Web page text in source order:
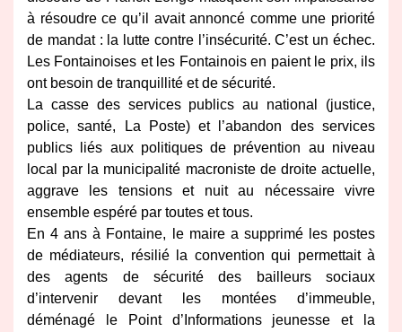
à résoudrece qu’il avait annoncé comme une priorité
de mandat : la lutte contre l’insécurité. C’est un échec.
Les Fontainoises et les Fontainois en paient le prix, ils
ont besoin de tranquillité et de sécurité.
La casse des services publics au national (justice,
police, santé, La Poste) et l’abandon des services
publics liés aux politiques de prévention au niveau
local par la municipalité macroniste de droite actuelle,
aggrave les tensions et nuit au nécessaire vivre
ensemble espéré par toutes et tous.
En 4 ans à Fontaine, le maire a supprimé les postes
de médiateurs, résilié la convention qui permettait à
des agents de sécurité des bailleurs sociaux
d’intervenir devant les montées d’immeuble,
déménagé le Point d’Informations jeunesse et la